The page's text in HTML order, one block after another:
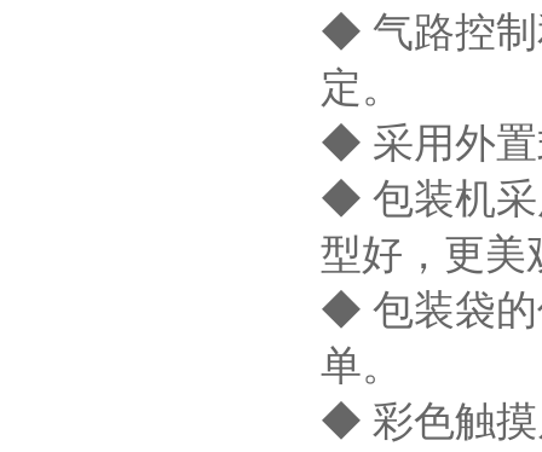
◆ 气路控制
定。
◆ 采用外置
◆ 包装机采
型好，更美
◆ 包装袋的
单。
◆ 彩色触摸